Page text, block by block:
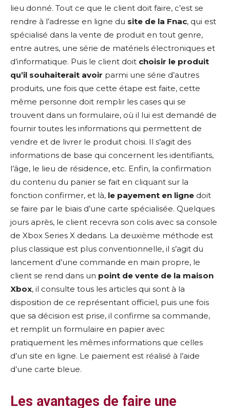
lieu donné. Tout ce que le client doit faire, c’est se
rendre à l’adresse en ligne du site de la Fnac, qui est
spécialisé dans la vente de produit en tout genre,
entre autres, une série de matériels électroniques et
d’informatique. Puis le client doit choisir le produit
qu’il souhaiterait avoir parmi une série d’autres
produits, une fois que cette étape est faite, cette
même personne doit remplir les cases qui se
trouvent dans un formulaire, où il lui est demandé de
fournir toutes les informations qui permettent de
vendre et de livrer le produit choisi. Il s’agit des
informations de base qui concernent les identifiants,
l’âge, le lieu de résidence, etc. Enfin, la confirmation
du contenu du panier se fait en cliquant sur la
fonction confirmer, et là, le payement en ligne doit
se faire par le biais d’une carte spécialisée. Quelques
jours après, le client recevra son colis avec sa console
de Xbox Series X dedans. La deuxième méthode est
plus classique est plus conventionnelle, il s’agit du
lancement d’une commande en main propre, le
client se rend dans un point de vente de la maison
Xbox, il consulte tous les articles qui sont à la
disposition de ce représentant officiel, puis une fois
que sa décision est prise, il confirme sa commande,
et remplit un formulaire en papier avec
pratiquement les mêmes informations que celles
d’un site en ligne. Le paiement est réalisé à l’aide
d’une carte bleue.
Les avantages de faire une